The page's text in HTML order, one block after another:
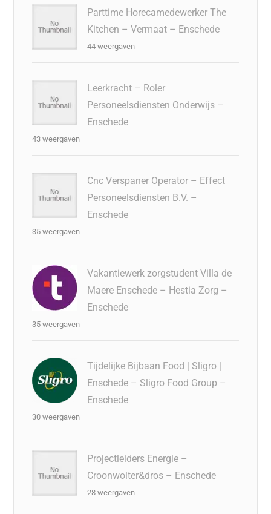
Parttime Horecamedewerker The
Kitchen – Vermaat – Enschede
44 weergaven
Leerkracht – Roler
Personeelsdiensten Onderwijs –
Enschede
43 weergaven
Cnc Verspaner Operator – Effect
Personeelsdiensten B.V. –
Enschede
35 weergaven
Vakantiewerk zorgstudent Villa de
Maere Enschede – Hestia Zorg –
Enschede
35 weergaven
Tijdelijke Bijbaan Food | Sligro |
Enschede – Sligro Food Group –
Enschede
30 weergaven
Projectleiders Energie –
Croonwolter&dros – Enschede
28 weergaven